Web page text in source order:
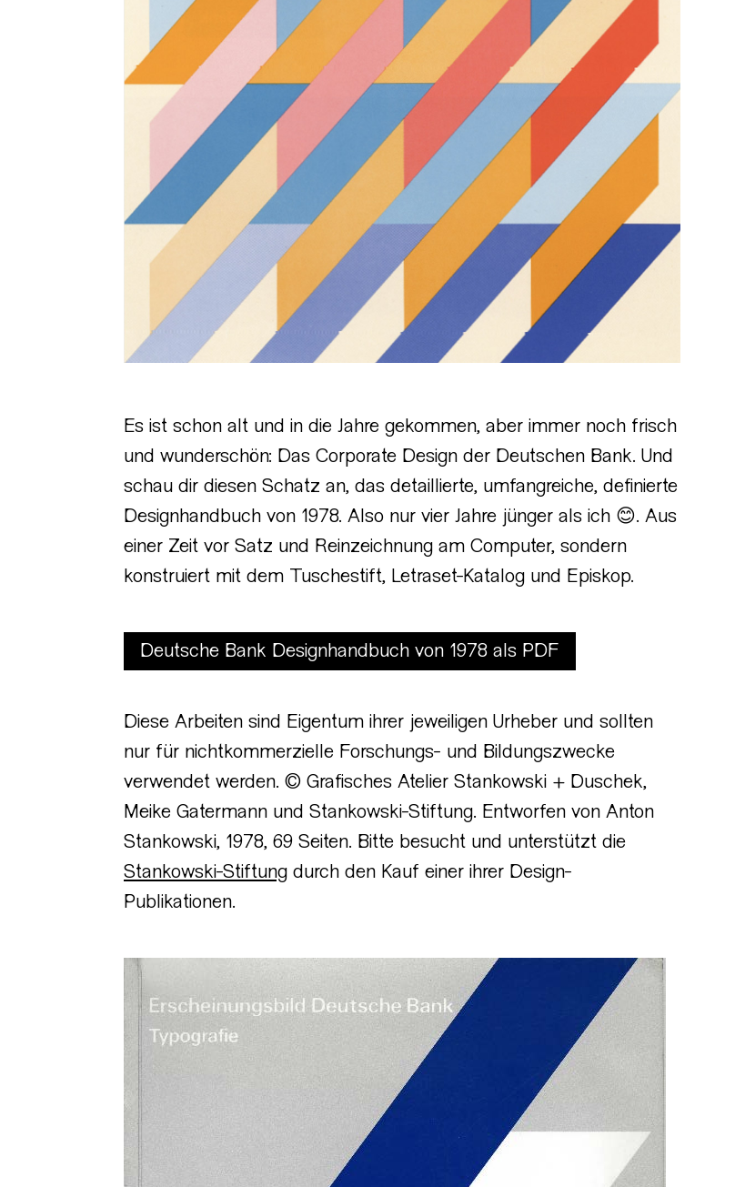
Es ist schon alt und in die Jahre gekommen, aber immer noch frisch
und wunderschön: Das Corporate Design der Deutschen Bank. Und
schau dir diesen Schatz an, das detaillierte, umfangreiche, definierte
Designhandbuch von 1978. Also nur vier Jahre jünger als ich 😊. Aus
einer Zeit vor Satz und Reinzeichnung am Computer, sondern
konstruiert mit dem Tuschestift, Letraset-Katalog und Episkop.
Deutsche Bank Designhandbuch von 1978 als PDF
Diese Arbeiten sind Eigentum ihrer jeweiligen Urheber und sollten
nur für nichtkommerzielle Forschungs- und Bildungszwecke
verwendet werden. © Grafisches Atelier Stankowski + Duschek,
Meike Gatermann und Stankowski-Stiftung. Entworfen von Anton
Stankowski, 1978, 69 Seiten. Bitte besucht und unterstützt die
Stankowski-Stiftung durch den Kauf einer ihrer Design-
Publikationen.